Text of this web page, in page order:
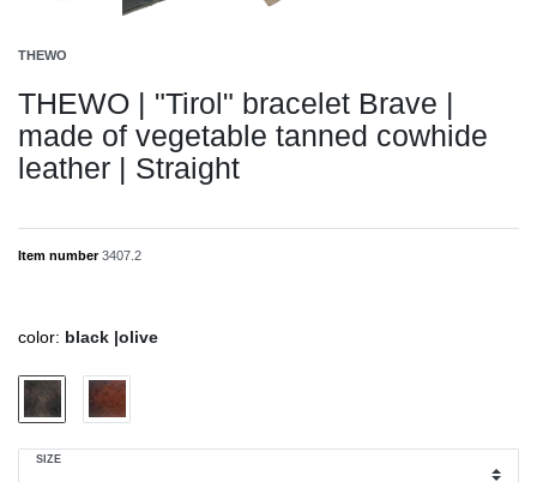
THEWO
THEWO | "Tirol" bracelet Brave |
made of vegetable tanned cowhide
leather | Straight
Item number3407.2
color: black |olive
SIZE